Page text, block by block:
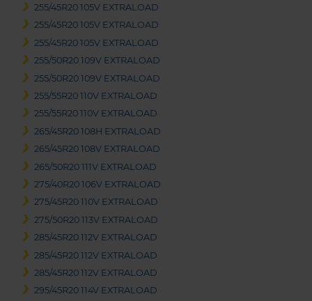
255/45R20 105V EXTRALOAD
255/45R20 105V EXTRALOAD
255/45R20 105V EXTRALOAD
255/50R20 109V EXTRALOAD
255/50R20 109V EXTRALOAD
255/55R20 110V EXTRALOAD
255/55R20 110V EXTRALOAD
265/45R20 108H EXTRALOAD
265/45R20 108V EXTRALOAD
265/50R20 111V EXTRALOAD
275/40R20 106V EXTRALOAD
275/45R20 110V EXTRALOAD
275/50R20 113V EXTRALOAD
285/45R20 112V EXTRALOAD
285/45R20 112V EXTRALOAD
285/45R20 112V EXTRALOAD
295/45R20 114V EXTRALOAD